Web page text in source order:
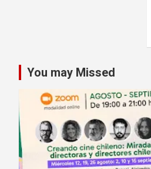
You may Missed